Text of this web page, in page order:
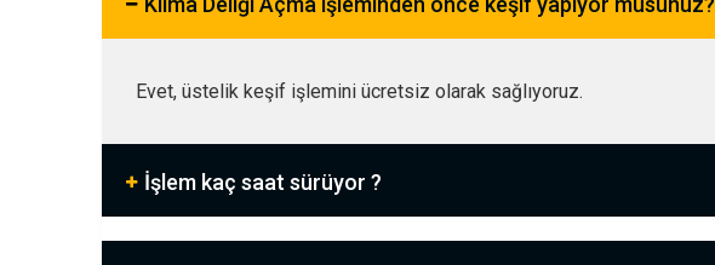
Evet, üstelik keşif işlemini ücretsiz olarak sağlıyoruz.
İşlem kaç saat sürüyor ?